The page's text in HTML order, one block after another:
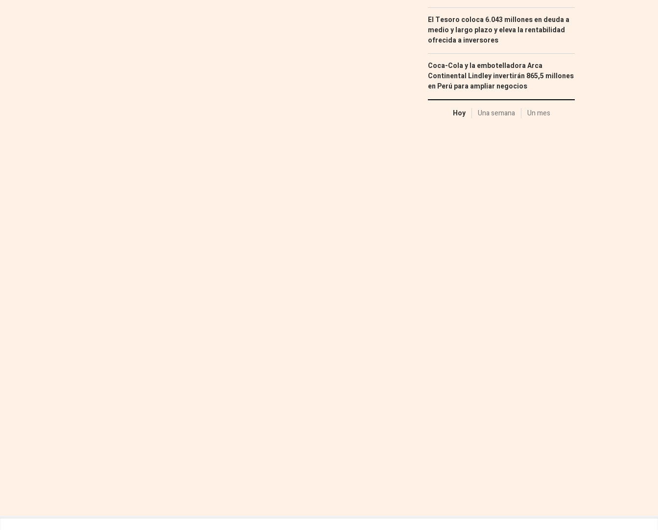
El Tesoro coloca 6.043 millones en deuda a
medio y largo plazo y eleva la rentabilidad
ofrecida a inversores
Coca-Cola y la embotelladora Arca
Continental Lindley invertirán 865,5 millones
en Perú para ampliar negocios
Hoy Una semana Un mes